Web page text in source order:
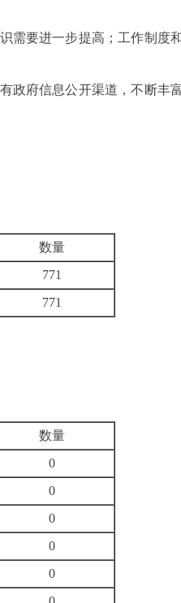
需要进一步提高；工作制度
政府信息公开渠道，不断丰
数量
771
771
数量
0
0
0
0
0